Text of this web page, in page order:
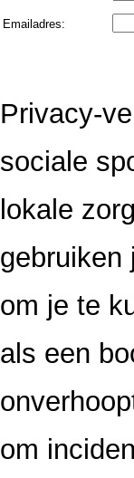
Emailadres:
Privacy-
sociale
lokale
gebruiken
om je te
als een
om